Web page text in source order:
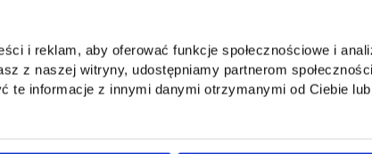
i reklam, aby oferować funkcje społecznościowe i
z naszej witryny, udostępniamy partnerom
te informacje z innymi danymi otrzymanymi od Ciebie lub